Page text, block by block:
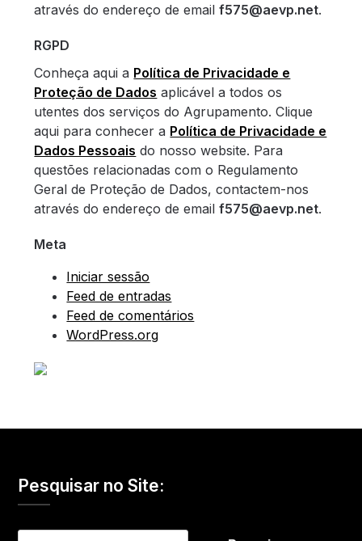
através do endereço de emailf575@aevp.net.
RGPD
Conheça aqui a Política de Privacidade e
Proteção de Dados aplicável a todos os
utentes dos serviços do Agrupamento. Clique
aqui para conhecer a Política de Privacidade e
Dados Pessoais do nosso website. Para
questões relacionadas com o Regulamento
Geral de Proteção de Dados, contactem-nos
através do endereço de emailf575@aevp.net.
Meta
Iniciar sessão
Feed de entradas
Feed de comentários
WordPress.org
Pesquisar no Site: